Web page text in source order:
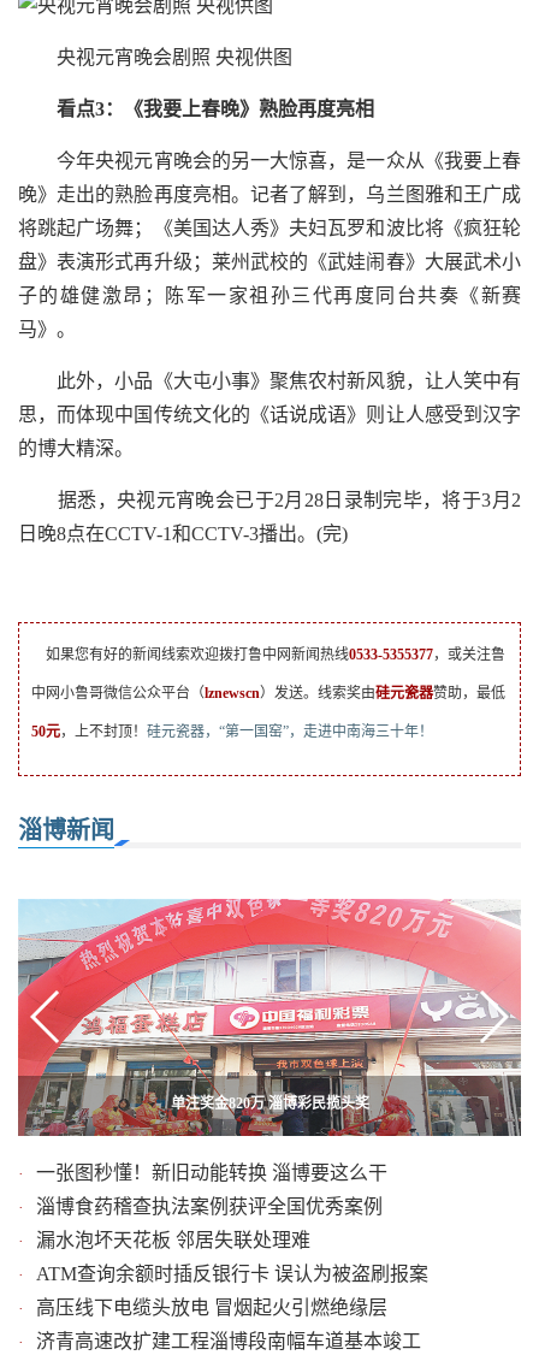
央视元宵晚会剧照 央视供图
看点3：《我要上春晚》熟脸再度亮相
今年央视元宵晚会的另一大惊喜，是一众从《我要上春
晚》走出的熟脸再度亮相。记者了解到，乌兰图雅和王广成
将跳起广场舞；《美国达人秀》夫妇瓦罗和波比将《疯狂轮
盘》表演形式再升级；莱州武校的《武娃闹春》大展武术小
子的雄健激昂；陈军一家祖孙三代再度同台共奏《新赛
马》。
此外，小品《大屯小事》聚焦农村新风貌，让人笑中有
思，而体现中国传统文化的《话说成语》则让人感受到汉字
的博大精深。
据悉，央视元宵晚会已于2月28日录制完毕，将于3月2
日晚8点在CCTV-1和CCTV-3播出。(完)
如果您有好的新闻线索欢迎拨打鲁中网新闻热线0533-5355377，或关注鲁
中网小鲁哥微信公众平台（lznewscn）发送。线索奖由硅元瓷器赞助，最低
50元，上不封顶！ 硅元瓷器，“第一国窑”，走进中南海三十年！
淄博新闻
融合南北自成一体 贾官舞狮精彩纷呈
单注奖金820万 淄博彩民揽头奖
· 一张图秒懂！新旧动能转换 淄博要这么干
· 淄博食药稽查执法案例获评全国优秀案例
· 漏水泡坏天花板 邻居失联处理难
· ATM查询余额时插反银行卡 误认为被盗刷报案
· 高压线下电缆头放电 冒烟起火引燃绝缘层
· 济青高速改扩建工程淄博段南幅车道基本竣工